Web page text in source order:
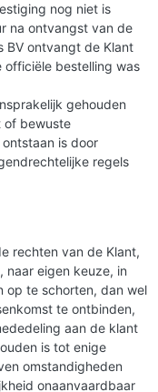
nog niet is
na ontvangst van de
BV ontvangt de Klant
officiële bestelling was
gehouden
of bewuste
is door
regels
rechten van de Klant,
naar eigen keuze, in
op te schorten, dan wel
te ontbinden,
aan de klant
is tot enige
omstandigheden
onaanvaardbaar